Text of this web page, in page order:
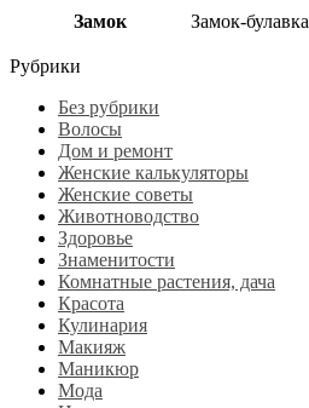
Замок Замок-булавка
Рубрики
Без рубрики
Волосы
Дом и ремонт
Женские калькуляторы
Женские советы
Животноводство
Здоровье
Знаменитости
Комнатные растения, дача
Красота
Кулинария
Макияж
Маникюр
Мода